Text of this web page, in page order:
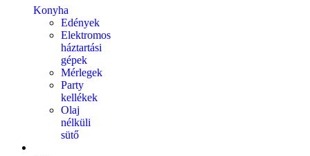
Konyha
Edények
Elektromos
háztartási
gépek
Mérlegek
Party
kellékek
Olaj
nélküli
sütő